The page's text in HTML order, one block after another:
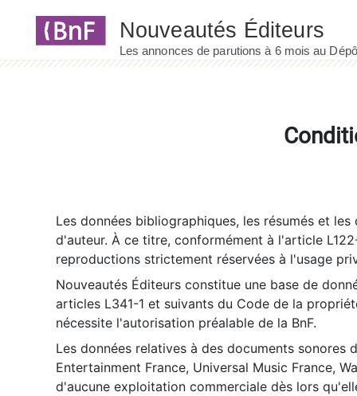
Les données bibliographiques, les résumés et
d'auteur. À ce titre, conformément à l'article
reproductions strictement réservées à l'usage
Nouveautés Éditeurs constitue une base de
articles L341-1 et suivants du Code de la
nécessite l'autorisation préalable de la BnF.
Les données relatives à des documents sonores
Entertainment France, Universal Music France,
d'aucune exploitation commerciale dès lors